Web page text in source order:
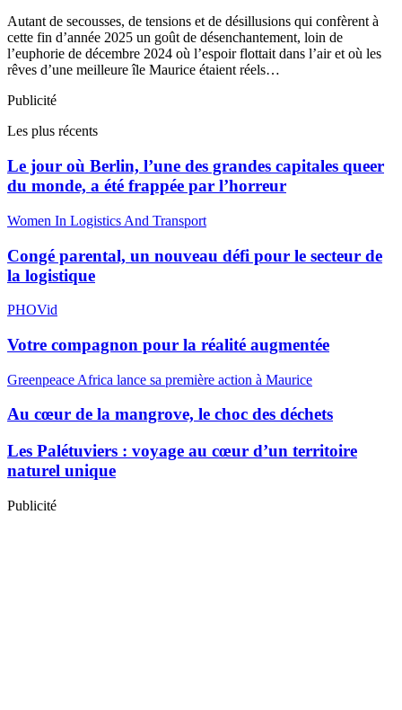
Autant de secousses, de tensions et de désillusions qui confèrent à
cette fin d’année 2025 un goût de désenchantement, loin de
l’euphorie de décembre 2024 où l’espoir flottait dans l’air et où les
rêves d’une meilleure île Maurice étaient réels…
Publicité
Les plus récents
Le jour où Berlin, l’une des grandes capitales queer
du monde, a été frappée par l’horreur
Women In Logistics And Transport
Congé parental, un nouveau défi pour le secteur de
la logistique
PHOVid
Votre compagnon pour la réalité augmentée
Greenpeace Africa lance sa première action à Maurice
Au cœur de la mangrove, le choc des déchets
Les Palétuviers : voyage au cœur d’un territoire
naturel unique
Publicité